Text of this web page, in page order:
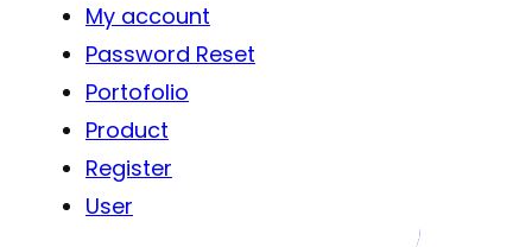
My account
Password Reset
Portofolio
Product
Register
User